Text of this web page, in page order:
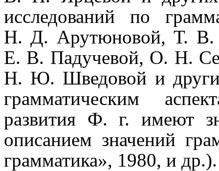
иссле­до­ва­ний по
Н. Д. Арутюновой, Т. В.
Е. В. Падучевой, О. Н.
Н. Ю. Шведовой и
грамматическим
развития Ф. г. имеют
описанием значений
грамматика», 1980, и др.).